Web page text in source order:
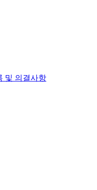
및 의결사항